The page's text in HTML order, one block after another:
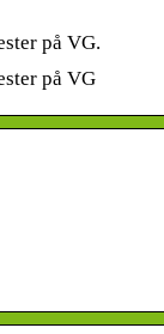
på VG.
på VG